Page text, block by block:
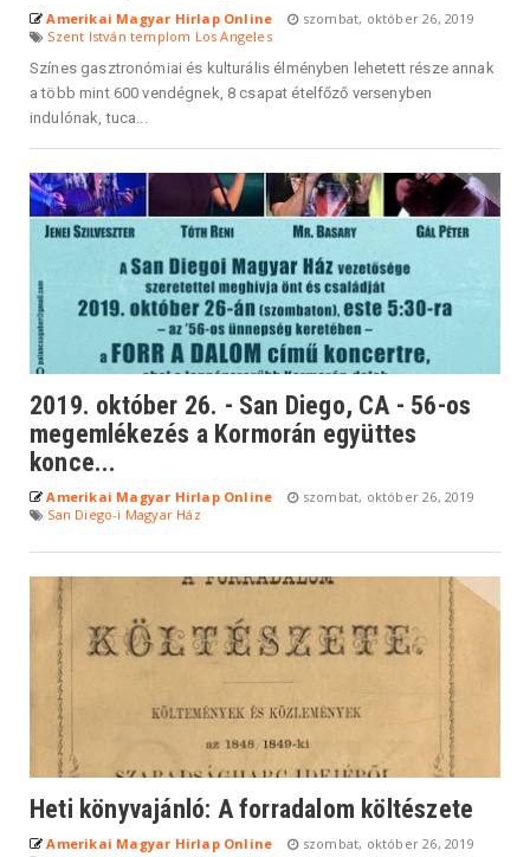
Amerikai Magyar Hirlap Online
szombat, október 26, 2019
Szent István templom Los Angeles
Színes gasztronómiai és kulturális élményben lehetett része annak
a több mint 600 vendégnek, 8 csapat ételfőző versenyben
indulónak, tuca...
2019. október 26. - San Diego, CA - 56-os
megemlékezés a Kormorán együttes
konce...
Amerikai Magyar Hirlap Online
szombat, október 26, 2019
San Diego-i Magyar Ház
Heti könyvajánló: A forradalom költészete
Amerikai Magyar Hirlap Online
szombat, október 26, 2019